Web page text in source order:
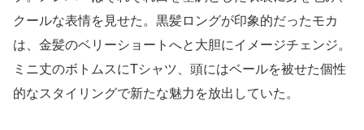
クールな表情を見せた。黒髪ロングが印象的だったモカ
は、金髪のベリーショートへと大胆にイメージチェンジ。
ミニ丈のボトムスにTシャツ、頭にはベールを被せた個性
的なスタイリングで新たな魅力を放出していた。